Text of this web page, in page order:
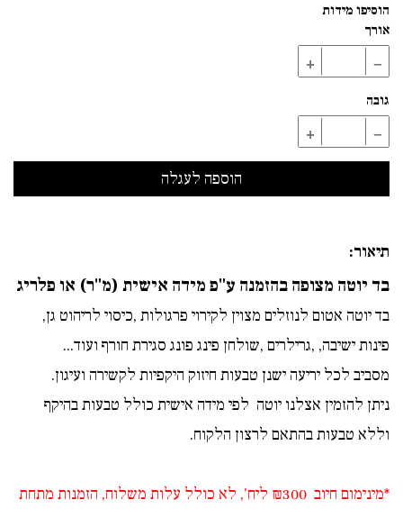
הוסיפו מידות
אורך
−
+
גובה
−
+
תיאור:
בד יוטה מצופה בהזמנה ע"פ מידה אישית (מ"ר) או פלריג
בד יוטה אטום לנוזלים מצוין לקירוי פרגולות ,כיסוי לריהוט גן,
פינות ישיבה, ,גרילרים ,שולחן פינג פונג סגירת חורף ועוד...
מסביב לכל יריעה ישנן טבעות חיזוק היקפיות לקשירה ועיגון.
ניתן להזמין אצלנו יוטה לפי מידה אישית כולל טבעות בהיקף
וללא טבעות בהתאם לרצון הלקוח.
*מינימום חיוב ₪300 ליח', לא כולל עלות משלוח, הזמנות מתחת